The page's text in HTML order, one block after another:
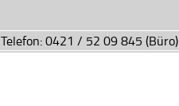
Telefon: 0421 / 52 09 845 (Büro)